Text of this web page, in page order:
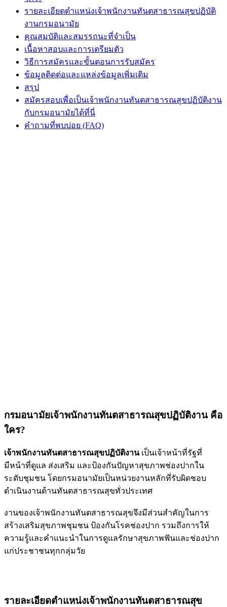
รายละเอียดตำแหน่งเจ้าพนักงานทันตสาธารณสุขปฏิบัติ
งานกรมอนามัย
คุณสมบัติและสมรรถนะที่จำเป็น
เนื้อหาสอบและการเตรียมตัว
วิธีการสมัครและขั้นตอนการรับสมัคร
ข้อมูลติดต่อและแหล่งข้อมูลเพิ่มเติม
สรุป
สมัครสอบเพื่อเป็นเจ้าพนักงานทันตสาธารณสุขปฏิบัติงาน
กับกรมอนามัยได้ที่นี่
คำถามที่พบบ่อย (FAQ)
กรมอนามัยเจ้าพนักงานทันตสาธารณสุขปฏิบัติงาน คือ
ใคร?
เจ้าพนักงานทันตสาธารณสุขปฏิบัติงานเป็นเจ้าหน้าที่รัฐที่
มีหน้าที่ดูแล ส่งเสริม และป้องกันปัญหาสุขภาพช่องปากใน
ระดับชุมชน โดยกรมอนามัยเป็นหน่วยงานหลักที่รับผิดชอบ
ดำเนินงานด้านทันตสาธารณสุขทั่วประเทศ
งานของเจ้าพนักงานทันตสาธารณสุขจึงมีส่วนสำคัญในการ
สร้างเสริมสุขภาพชุมชน ป้องกันโรคช่องปาก รวมถึงการให้
ความรู้และคำแนะนำในการดูแลรักษาสุขภาพฟันและช่องปาก
แก่ประชาชนทุกกลุ่มวัย
รายละเอียดตำแหน่งเจ้าพนักงานทันตสาธารณสุข